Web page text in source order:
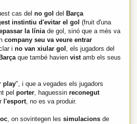
cas del no gol del Barça
instintiu d'evitar el gol (fruit d'una
la línia de gol, sinó que a més va
company seu va veure entrar
i no van xiular gol , els jugadors del
que també havien vist amb els seus
play", i que a vegades els jugadors
pel porter , haguessin reconegut
l'esport , no es va produir.
, on sovintegen les simulacions de